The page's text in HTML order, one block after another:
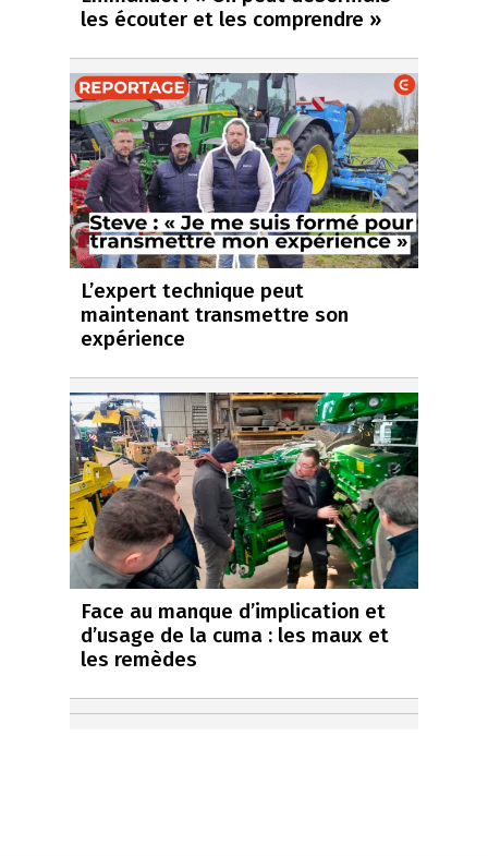
les écouter et les comprendre »
L’expert technique peut
maintenant transmettre son
expérience
Face au manque d’implication et
d’usage de la cuma : les maux et
les remèdes